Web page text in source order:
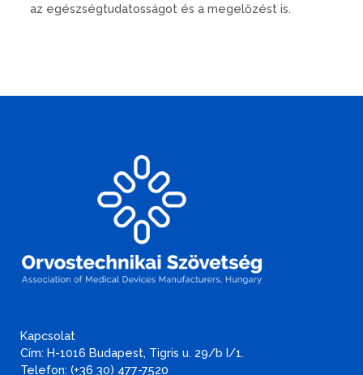
az egészségtudatosságot és a megelőzést is.
Kapcsolat
Cím: H-1016 Budapest, Tigris u. 29/b I/1.
Telefon: (+36 30) 477-7520